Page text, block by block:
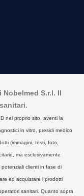
S.r.l. Il
nel proprio sito, aventi la
in vitro, presidi medico
(immagini, testi, foto,
ma esclusivamente
clienti in fase di
ed acquistare i prodotti
sanitari. Quanto sopra